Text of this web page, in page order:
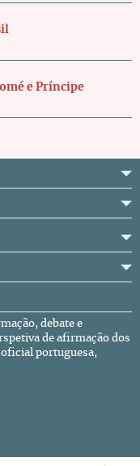
e Príncipe
debate e
de afirmação dos
portuguesa,